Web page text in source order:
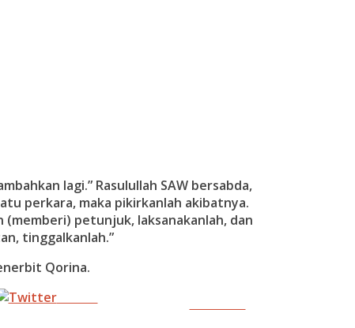
lagi.” Rasulullah SAW bersabda,
perkara, maka pikirkanlah akibatnya.
petunjuk, laksanakanlah, dan
tinggalkanlah.”
Qorina.
Tweet